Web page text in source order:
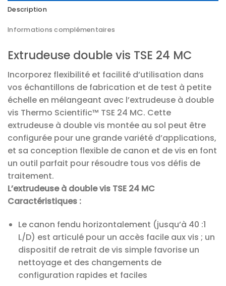
Description
Informations complémentaires
Extrudeuse double vis TSE 24 MC
Incorporez flexibilité et facilité d’utilisation dans
vos échantillons de fabrication et de test à petite
échelle en mélangeant avec l’extrudeuse à double
vis Thermo Scientific™ TSE 24 MC. Cette
extrudeuse à double vis montée au sol peut être
configurée pour une grande variété d’applications,
et sa conception flexible de canon et de vis en font
un outil parfait pour résoudre tous vos défis de
traitement.
L’extrudeuse à double vis TSE 24 MC
Caractéristiques :
Le canon fendu horizontalement (jusqu’à 40 :1
L/D) est articulé pour un accès facile aux vis ; un
dispositif de retrait de vis simple favorise un
nettoyage et des changements de
configuration rapides et faciles